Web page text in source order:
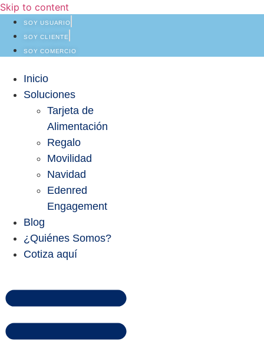
Skip to content
SOY USUARIO
SOY CLIENTE
SOY COMERCIO
Inicio
Soluciones
Tarjeta de
Alimentación
Regalo
Movilidad
Navidad
Edenred
Engagement
Blog
¿Quiénes Somos?
Cotiza aquí